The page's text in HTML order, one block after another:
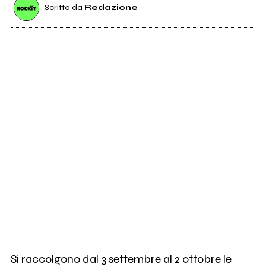
Scritto da Redazione
Si raccolgono dal 3 settembre al 2 ottobre le